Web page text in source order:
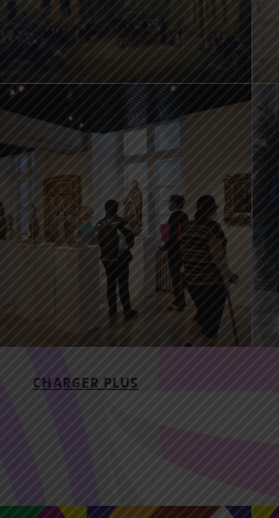
2022 20:00 23:59
Musées
CHARGER PLUS